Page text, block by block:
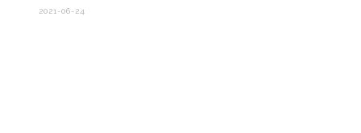
2021-06-24